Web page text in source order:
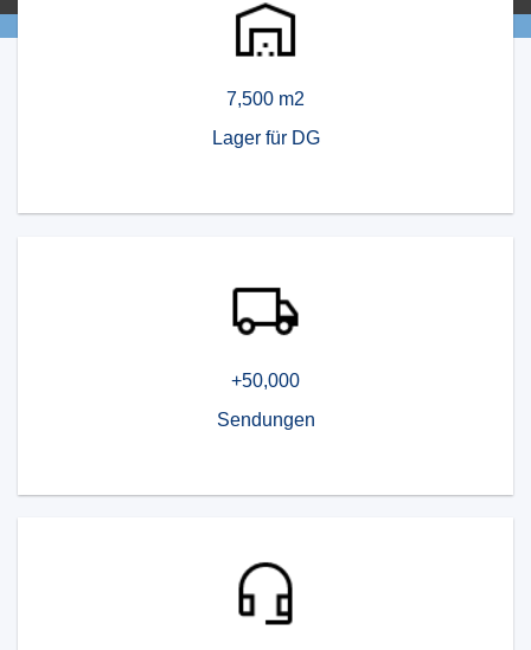
7,500 m2
Lager für DG
+50,000
Sendungen